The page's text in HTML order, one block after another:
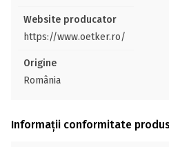
Website producator
https://www.oetker.ro/
Origine
România
Informații conformitate